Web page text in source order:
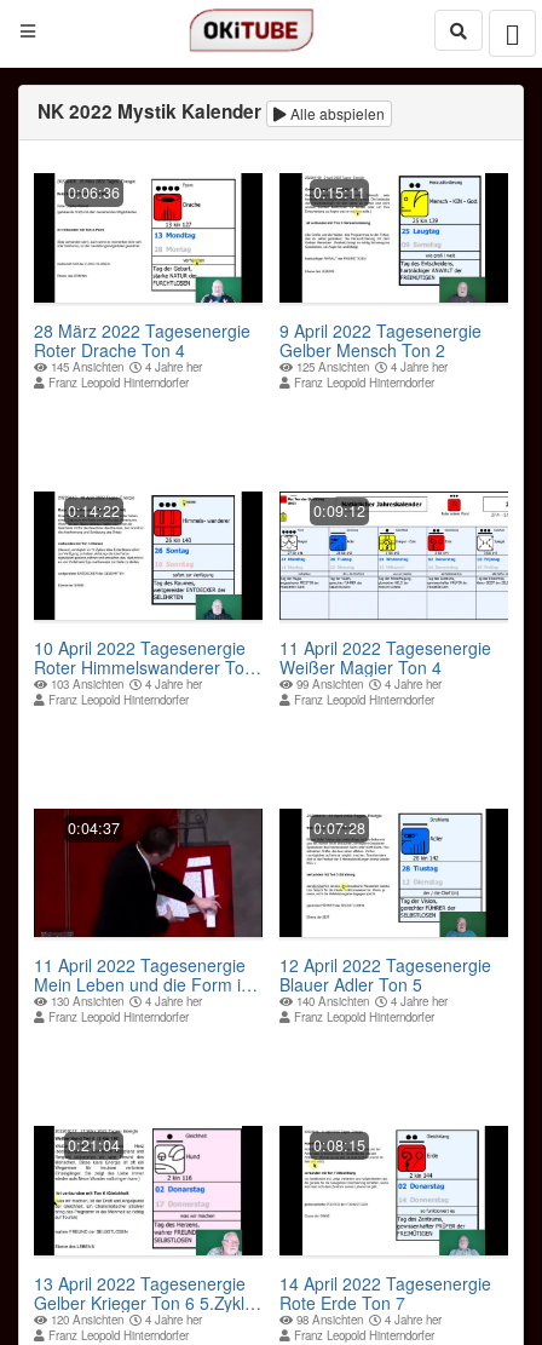
NK 2022 Mystik Kalender Alle abspielen
0:06:36
28 März 2022 Tagesenergie
Roter Drache Ton 4
145 Ansichten
4 Jahre her
Franz Leopold Hinterndorfer
0:15:11
9 April 2022 Tagesenergie
Gelber Mensch Ton 2
125 Ansichten
4 Jahre her
Franz Leopold Hinterndorfer
0:14:22
10 April 2022 Tagesenergie
Roter Himmelswanderer Ton
3 103 Ansichten
4 Jahre her
Franz Leopold Hinterndorfer
0:09:12
11 April 2022 Tagesenergie
Weißer Magier Ton 4
99 Ansichten
4 Jahre her
Franz Leopold Hinterndorfer
0:04:37
11 April 2022 Tagesenergie
Mein Leben und die Form ist
wie Magie
130 Ansichten
4 Jahre her
Franz Leopold Hinterndorfer
0:07:28
12 April 2022 Tagesenergie
Blauer Adler Ton 5
140 Ansichten
4 Jahre her
Franz Leopold Hinterndorfer
0:21:04
13 April 2022 Tagesenergie
Gelber Krieger Ton 6 5.Zyklus
zu 28 Tagen
120 Ansichten
4 Jahre her
Franz Leopold Hinterndorfer
0:08:15
14 April 2022 Tagesenergie
Rote Erde Ton 7
98 Ansichten
4 Jahre her
Franz Leopold Hinterndorfer